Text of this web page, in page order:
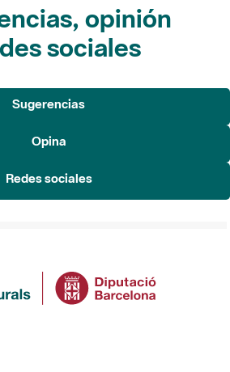
opinión
sociales
Sugerencias
Opina
Redes sociales